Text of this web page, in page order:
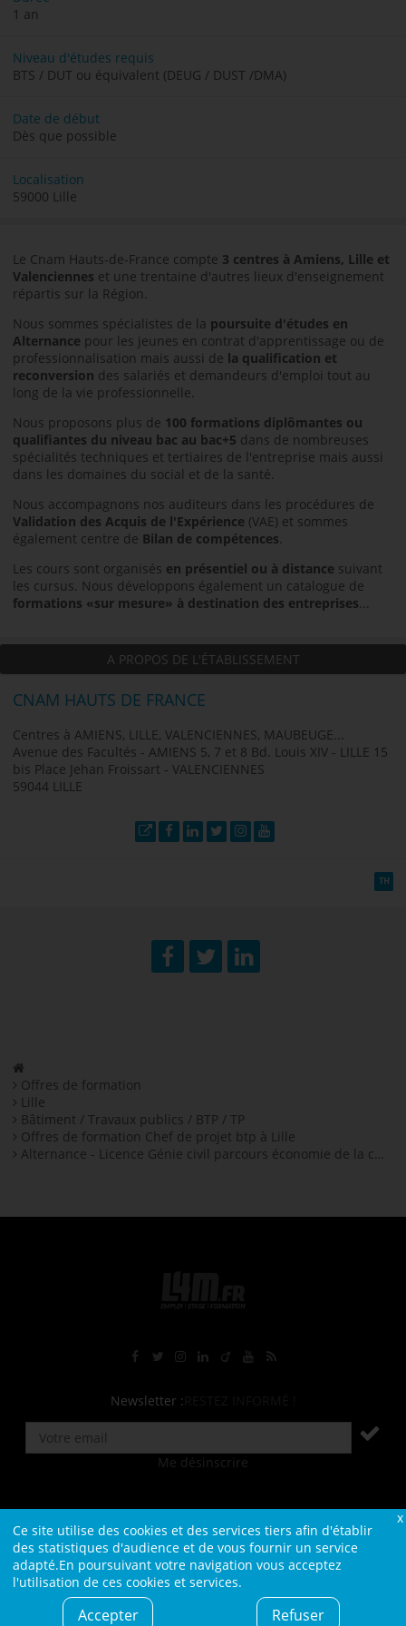
Ce site utilise des cookies et des services tiers afin d'établir
des statistiques d'audience et de vous fournir un service
adapté.En poursuivant votre navigation vous acceptez
l'utilisation de ces cookies et services.
Accepter Refuser
1 an
Niveau d'études requis
BTS / DUT ou équivalent (DEUG / DUST /DMA)
Date de début
Dès que possible
Localisation
59000 Lille
Le Cnam Hauts-de-France compte 3 centres à Amiens, Lille et
Valenciennes et une trentaine d'autres lieux d'enseignement
répartis sur la Région.
Nous sommes spécialistes de la poursuite d'études en
Alternance pour les jeunes en contrat d'apprentissage ou de
professionnalisation mais aussi de la qualification et
reconversion des salariés et demandeurs d'emploi tout au
long de la vie professionnelle.
Nous proposons plus de 100 formations diplômantes ou
qualifiantes du niveau bac au bac+5 dans de nombreuses
spécialités techniques et tertiaires de l'entreprise mais aussi
dans les domaines du social et de la santé.
Nous accompagnons nos auditeurs dans les procédures de
Validation des Acquis de l'Expérience (VAE) et sommes
également centre de Bilan de compétences
Les cours sont organisés en présentiel ou à distance suivant
les cursus. Nous développons également un catalogue de
formations «sur mesure» à destination des entreprises
A PROPOS DE L'ÉTABLISSEMENT
CNAM HAUTS DE FRANCE
Centres à AMIENS, LILLE, VALENCIENNES, MAUBEUGE...
Avenue des Facultés - AMIENS 5, 7 et 8 Bd. Louis XIV - LILLE 15
bis Place Jehan Froissart - VALENCIENNES
59044 LILLE
Offres de formation
Lille
Bâtiment / Travaux publics / BTP / TP
Offres de formation Chef de projet btp à Lille
Alternance - Licence Génie civil parcours économie de la construction en alternance H/F
Newsletter :
Me désinscrire
Contact Plan du site Qui sommes-nous ?
Liens
Charte L4M
Conditions Générales
Cookies et confidentialité
Informations légales